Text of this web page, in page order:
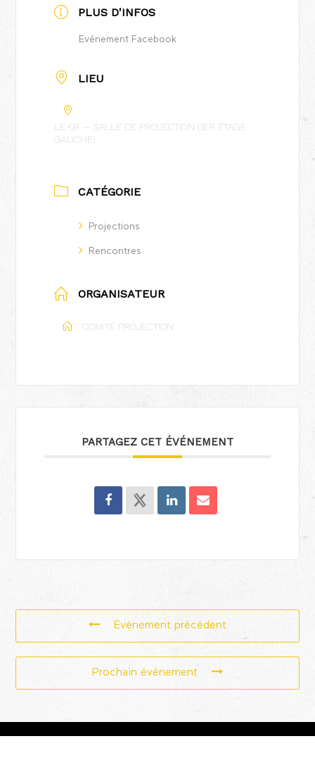
PLUS D'INFOS
Evénement Facebook
LIEU
LE 6B — SALLE DE PROJECTION (1ER ÉTAGE
GAUCHE)
CATÉGORIE
Projections
Rencontres
ORGANISATEUR
COMITÉ PROJECTION
PARTAGEZ CET ÉVÉNEMENT
Événement précédent
Prochain événement